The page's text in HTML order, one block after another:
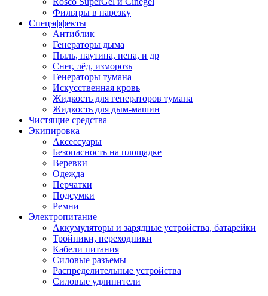
Фильтры в нарезку
Спецэффекты
Антиблик
Генераторы дыма
Пыль, паутина, пена, и др
Снег, лёд, изморозь
Генераторы тумана
Искусственная кровь
Жидкость для генераторов тумана
Жидкость для дым-машин
Чистящие средства
Экипировка
Аксессуары
Безопасность на площадке
Веревки
Одежда
Перчатки
Подсумки
Ремни
Электропитание
Аккумуляторы и зарядные устройства, батарейки
Тройники, переходники
Кабели питания
Силовые разъемы
Распределительные устройства
Силовые удлинители